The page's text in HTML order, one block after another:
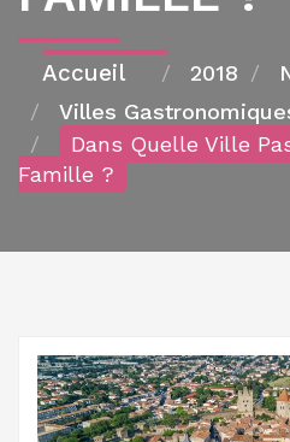
2018
Villes
Dans Quelle Ville
Famille ?